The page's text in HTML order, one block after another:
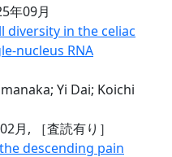
年09月
diversity in the celiac
nucleus RNA
Yi Dai; Koichi
月,
［査読有り］
descending pain